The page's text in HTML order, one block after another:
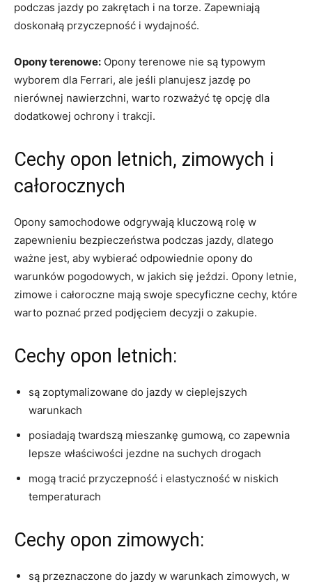
podczas jazdy po zakrętach ⁤i⁢ na torze. Zapewniają
doskonałą przyczepność ​i wydajność.
Opony terenowe: Opony terenowe nie są typowym
wyborem dla Ferrari, ale jeśli planujesz jazdę po
nierównej nawierzchni,⁣ warto rozważyć tę opcję ‍dla
dodatkowej ochrony i trakcji.
Cechy opon letnich, zimowych⁢ i
całorocznych
Opony samochodowe odgrywają kluczową ‍rolę w⁤
zapewnieniu bezpieczeństwa podczas jazdy, dlatego
ważne jest, aby wybierać⁤ odpowiednie ⁣opony do
‌warunków pogodowych, w jakich ⁢się jeździ. Opony letnie,
zimowe ​i ⁣całoroczne mają ‍swoje specyficzne cechy, które
warto ‌poznać przed podjęciem decyzji o zakupie.
Cechy ‌opon letnich:
są⁢ zoptymalizowane do‌ jazdy w⁣ cieplejszych
warunkach
posiadają ⁢twardszą mieszankę gumową, co zapewnia
lepsze właściwości jezdne na suchych drogach
mogą tracić przyczepność i elastyczność‍ w niskich
‌temperaturach
Cechy opon zimowych:
są przeznaczone do jazdy w warunkach zimowych, ‍w